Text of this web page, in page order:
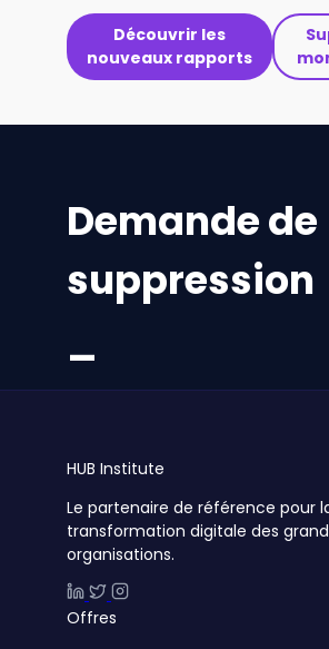
Découvrir les
nouveaux rapports
Demande de
suppression
_
HUB Institute
Le partenaire de référence pour
transformation digitale des
organisations.
Offres